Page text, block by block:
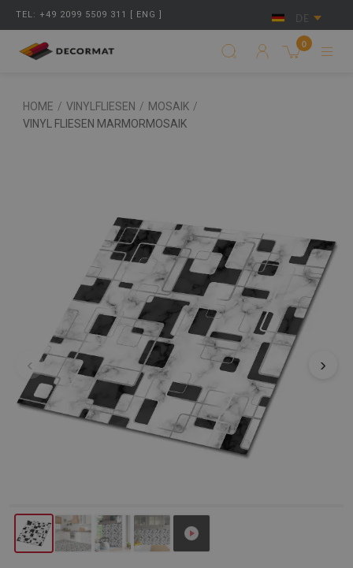
TEL: +49 2099 5509 311 [ ENG ] DE
0
HOME / VINYLFLIESEN / MOSAIK /
VINYL FLIESEN MARMORMOSAIK
‹ ›